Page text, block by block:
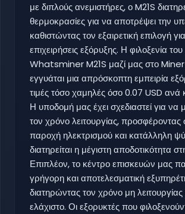
με διπλούς ανεμιστήρες, ο M21S
θερμοκρασίες για να αποτρέψει την
καθιστώντας τον εξαιρετική επιλογή
επιχειρήσεις εξόρυξης. Η φιλοξενία του
Whatsminer M21S μαζί μας στο
εγγυάται μια απρόσκοπτη εμπειρία
τιμές τόσο χαμηλές όσο 0.07 USD ανά
Η υποδομή μας έχει σχεδιαστεί για να
τον χρόνο λειτουργίας, προσφέροντας
παροχή ηλεκτρισμού και κατάλληλη
διατηρείται η μέγιστη αποδοτικότητα
Επιπλέον, το κέντρο επισκευών μας
γρήγορη και αποτελεσματική
διατηρώντας τον χρόνο μη
ελάχιστο. Οι εξορυκτές που